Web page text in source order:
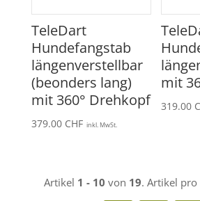
TeleDart
Hundefangstab
längenverstellbar
(beonders lang)
mit 360° Drehkopf
379.00 CHF inkl. MwSt.
mit
319.00
Artikel 1 - 10 von 19. Artikel pro